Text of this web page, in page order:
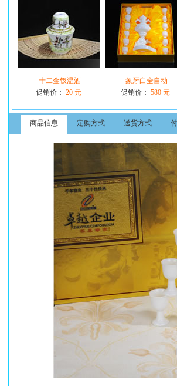
十二金钗温酒
促销价： 20 元
象牙白全自动
促销价： 580 元
商品信息 定购方式 送货方式